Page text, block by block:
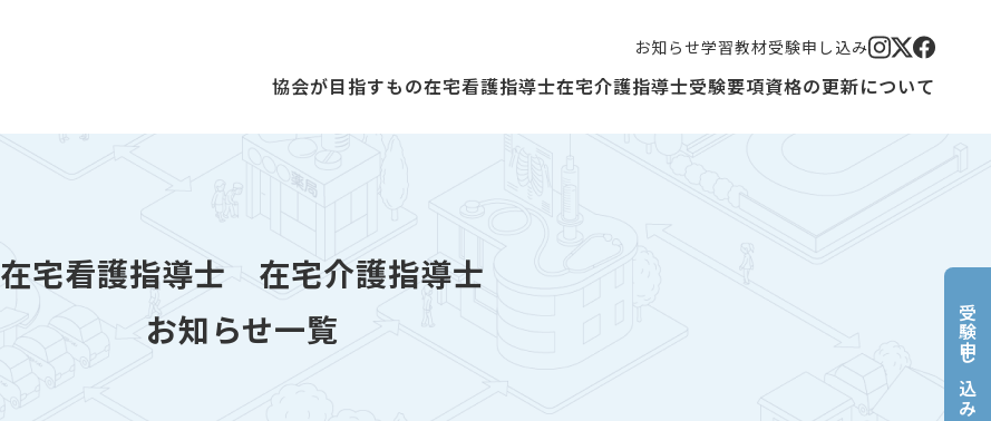
お知らせ学習教材受験申し込み
協会が目指すもの在宅看護指導士在宅介護指導士受験要項資格の更新について
受験申し込み
在宅看護指導士
在宅介護指導士
お知らせ一覧